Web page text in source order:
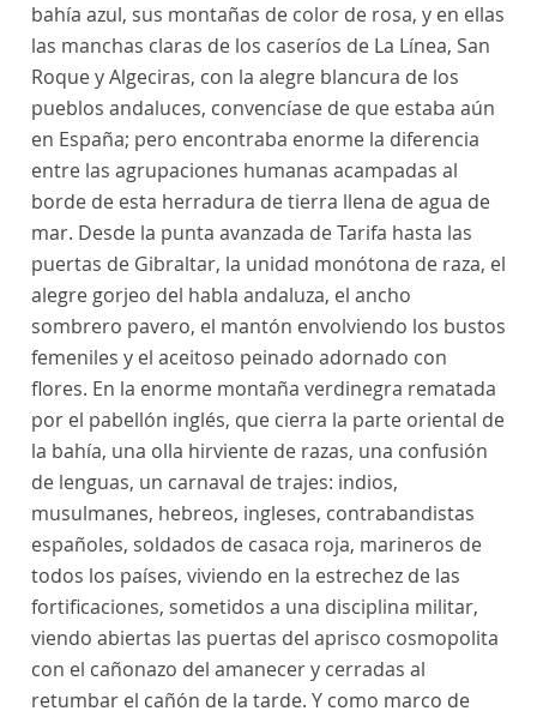
bahía azul, sus montañas de color de rosa, y en ellas
las manchas claras de los caseríos de La Línea, San
Roque y Algeciras, con la alegre blancura de los
pueblos andaluces, convencíase de que estaba aún
en España; pero encontraba enorme la diferencia
entre las agrupaciones humanas acampadas al
borde de esta herradura de tierra llena de agua de
mar. Desde la punta avanzada de Tarifa hasta las
puertas de Gibraltar, la unidad monótona de raza, el
alegre gorjeo del habla andaluza, el ancho
sombrero pavero, el mantón envolviendo los bustos
femeniles y el aceitoso peinado adornado con
flores. En la enorme montaña verdinegra rematada
por el pabellón inglés, que cierra la parte oriental de
la bahía, una olla hirviente de razas, una confusión
de lenguas, un carnaval de trajes: indios,
musulmanes, hebreos, ingleses, contrabandistas
españoles, soldados de casaca roja, marineros de
todos los países, viviendo en la estrechez de las
fortificaciones, sometidos a una disciplina militar,
viendo abiertas las puertas del aprisco cosmopolita
con el cañonazo del amanecer y cerradas al
retumbar el cañón de la tarde. Y como marco de